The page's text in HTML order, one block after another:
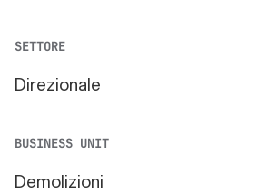
SETTORE
Direzionale
BUSINESS UNIT
Demolizioni